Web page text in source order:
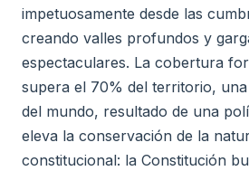
impetuosamente desde las
creando valles profundos y
espectaculares. La cobertura
supera el 70% del territorio, una
del mundo, resultado de una
eleva la conservación de la
constitucional: la Constitución